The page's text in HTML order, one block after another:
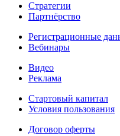
Стратегии
Партнёрство
Регистрационные
Вебинары
Видео
Реклама
Стартовый капитал
Условия пользования
Договор оферты